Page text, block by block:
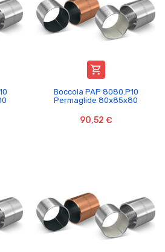

Boccola PAP 8080.P10
Permaglide 80x85x80
90,52 €